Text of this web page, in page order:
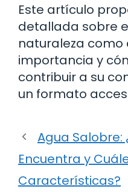
Este artículo
detallada sobre
naturaleza como
importancia y
contribuir a su
un formato
Agua Salobre:
Encuentra y
Características?